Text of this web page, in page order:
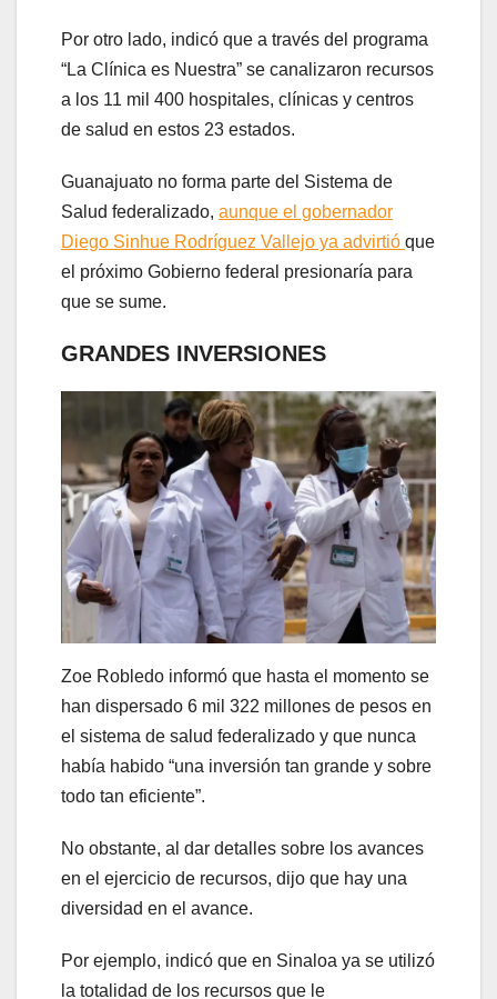
Por otro lado, indicó que a través del programa
“La Clínica es Nuestra” se canalizaron recursos
a los 11 mil 400 hospitales, clínicas y centros
de salud en estos 23 estados.
Guanajuato no forma parte del Sistema de
Salud federalizado, aunque el gobernador
Diego Sinhue Rodríguez Vallejo ya advirtió que
el próximo Gobierno federal presionaría para
que se sume.
GRANDES INVERSIONES
Zoe Robledo informó que hasta el momento se
han dispersado 6 mil 322 millones de pesos en
el sistema de salud federalizado y que nunca
había habido “una inversión tan grande y sobre
todo tan eficiente”.
No obstante, al dar detalles sobre los avances
en el ejercicio de recursos, dijo que hay una
diversidad en el avance.
Por ejemplo, indicó que en Sinaloa ya se utilizó
la totalidad de los recursos que le